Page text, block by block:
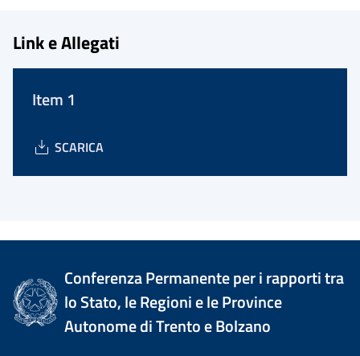
Link e Allegati
Item 1
SCARICA
Conferenza Permanente per i rapporti tra
lo Stato, le Regioni e le Province
Autonome di Trento e Bolzano